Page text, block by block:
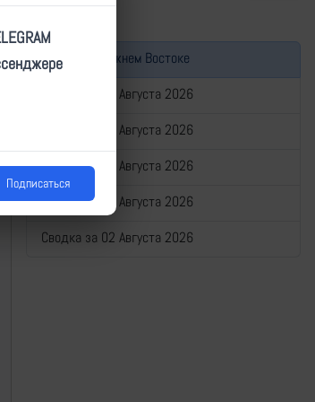
Война на Ближнем Востоке
Сводка за 06 Августа 2026
Сводка за 05 Августа 2026
Сводка за 04 Августа 2026
Сводка за 03 Августа 2026
Сводка за 02 Августа 2026
Подписаться